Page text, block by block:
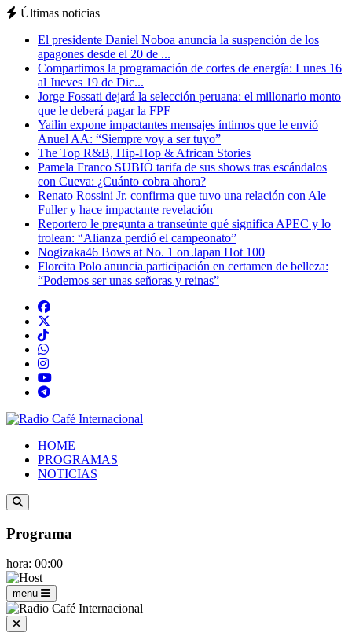
Últimas noticias
El presidente Daniel Noboa anuncia la suspención de los
apagones desde el 20 de ...
Compartimos la programación de cortes de energía: Lunes 16
al Jueves 19 de Dic...
Jorge Fossati dejará la selección peruana: el millonario monto
que le deberá pagar la FPF
Yailin expone impactantes mensajes íntimos que le envió
Anuel AA: “Siempre voy a ser tuyo”
The Top R&B, Hip-Hop & African Stories
Pamela Franco SUBIÓ tarifa de sus shows tras escándalos
con Cueva: ¿Cuánto cobra ahora?
Renato Rossini Jr. confirma que tuvo una relación con Ale
Fuller y hace impactante revelación
Reportero le pregunta a transeúnte qué significa APEC y lo
trolean: “Alianza perdió el campeonato”
Nogizaka46 Bows at No. 1 on Japan Hot 100
Florcita Polo anuncia participación en certamen de belleza:
“Podemos ser unas señoras y reinas”
HOME
PROGRAMAS
NOTICIAS
Programa
hora: 00:00
menu